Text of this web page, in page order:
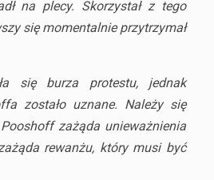
na plecy. Skorzystał z tego
się momentalnie przytrzymał
się burza protestu, jednak
zostało uznane. Należy się
zażąda unieważnienia
rewanżu, który musi być